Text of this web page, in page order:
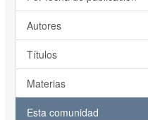
Autores
Títulos
Materias
Esta comunidad